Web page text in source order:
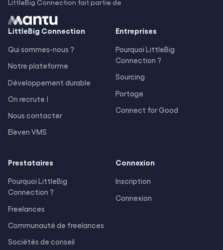
LittleBig Connection fait partie de
LittleBig Connection
Qui sommes-nous ?
Notre plateforme
Développement durable
On recrute !
Nous contacter
Eleven VMS
Entreprises
Pourquoi LittleBig
Connection ?
Sourcing
Portage
Connect for Good
Prestataires
Pourquoi LittleBig
Connection ?
Freelances
Communauté de freelances
Sociétés de conseil
Connexion
Inscription
Connexion